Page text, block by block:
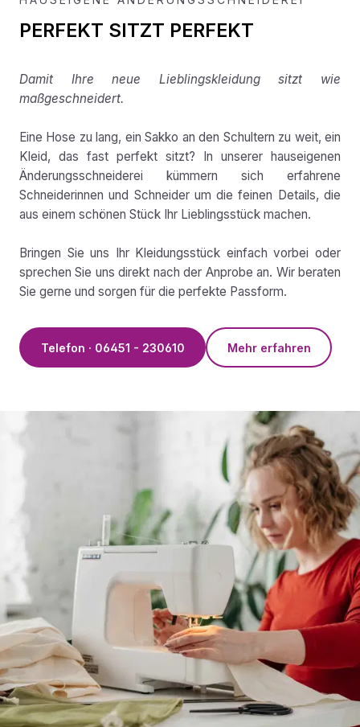
PERFEKT SITZT PERFEKT
Damit Ihre neue Lieblingskleidung sitzt wie
maßgeschneidert.
Eine Hose zu lang, ein Sakko an den Schultern zu weit, ein
Kleid, das fast perfekt sitzt? In unserer hauseigenen
Änderungsschneiderei kümmern sich erfahrene
Schneiderinnen und Schneider um die feinen Details, die
aus einem schönen Stück Ihr Lieblingsstück machen.
Bringen Sie uns Ihr Kleidungsstück einfach vorbei oder
sprechen Sie uns direkt nach der Anprobe an. Wir beraten
Sie gerne und sorgen für die perfekte Passform.
Telefon · 06451 - 230610 Mehr erfahren